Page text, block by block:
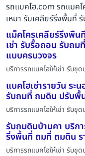
รถแบคโฮ.com รถแมคโ
เหมา รับเคลียร์ริ่งพื้นที่
แม็คโครเคลียร์ริ่งพื้น
เช่า รับรื้อถอน รับถ
แบบครบวงจร
บริการรถแบคโฮให้เช่า รับ
แบคโฮเช่ารายวัน ระ
รับถมที่ ถมดิน ปรับพื้
บริการรถแบคโฮให้เช่า รับ
รับถมดินบ้านคา บริก
ริ่งพื้นที่ ถมที่ ถมดิน ร
บริการรถแบคโฮให้เช่า รับ